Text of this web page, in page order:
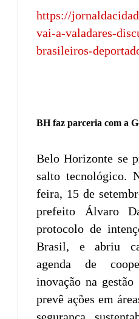
https://
vai-a-valadares-
brasileiros-
BH faz parceria com a
Belo Horizonte se
salto tecnológico.
feira, 15 de
prefeito Álvaro
protocolo de
Brasil, e abriu
agenda de
inovação na
prevê ações em